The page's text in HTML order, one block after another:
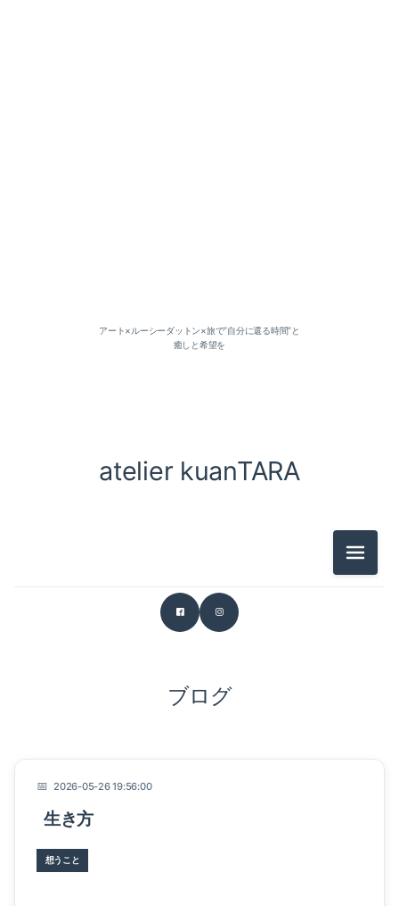
atelier kuanTARA
アート×ルーシーダットン×旅で”自分に還る時間”と
癒しと希望を
メニュ
ブログ
2026-05-26 19:56:00
生き方
想うこと